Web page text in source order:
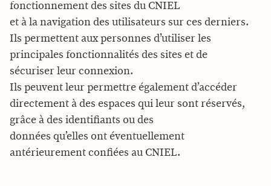
fonctionnement des sites du CNIEL
et à la navigation des utilisateurs sur ces derniers.
Ils permettent aux personnes d’utiliser les
principales fonctionnalités des sites et de
sécuriser leur connexion.
Ils peuvent leur permettre également d’accéder
directement à des espaces qui leur sont réservés,
grâce à des identifiants ou des
données qu’elles ont éventuellement
antérieurement confiées au CNIEL.